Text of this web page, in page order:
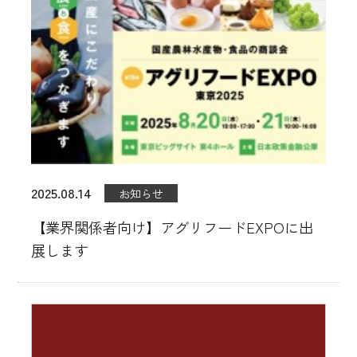
販売店舗
催事イベント出展
ブランド・製品紹介
MATOI 直火式燻製
MATOIプレミアム
無塩せきシリーズ「ナトゥア」
業務用販売
マイスターセレクション
2025.08.14 お知らせ
【業界関係者向け】アグリフードEXPOに出
展します